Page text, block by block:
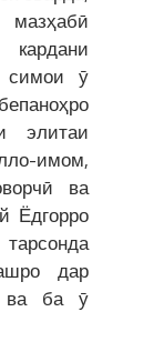
симои ӯ
элитаи
имом,
ва
Ёдгорро
дар
ва ба ӯ